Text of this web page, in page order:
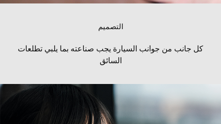
التصميم
كل جانب من جوانب السيارة يجب صناعته بما يلبي تطلعات
السائق